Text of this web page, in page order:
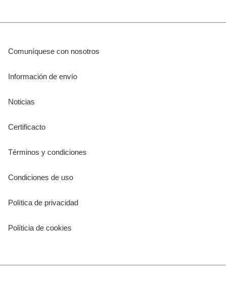
Comuníquese con nosotros
Información de envío
Noticias
Certificacto
Términos y condiciones
Condiciones de uso
Política de privacidad
Políticia de cookies